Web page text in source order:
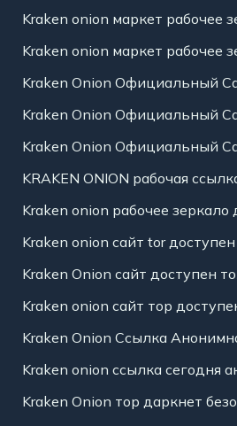
Kraken onion маркет рабочее
Kraken onion маркет рабочее
Kraken Onion Официальный
Kraken Onion Официальный
Kraken Onion Официальный
KRAKEN ONION рабочая
Kraken onion рабочее зеркало
Kraken onion сайт tor доступен
Kraken Onion сайт доступен
Kraken onion сайт тор
Kraken Onion Ссылка
Kraken onion ссылка сегодня
Kraken Onion тор даркнет